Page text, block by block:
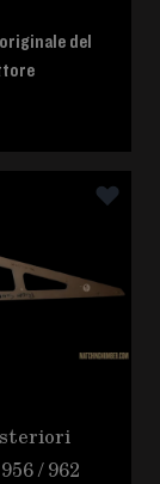
del
/ 962